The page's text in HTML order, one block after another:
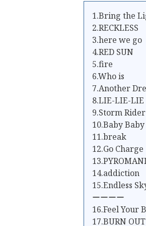
1.Bring the
2.RECKLESS
3.here we go
4.RED SUN
5.fire
6.Who is
7.Another
8.LIE-LIE-LIE
9.Storm Rider
10.Baby Baby
11.break
12.Go Charge
14.addiction
15.Endless
ーーーー
16.Feel Your
17.BURN OUT